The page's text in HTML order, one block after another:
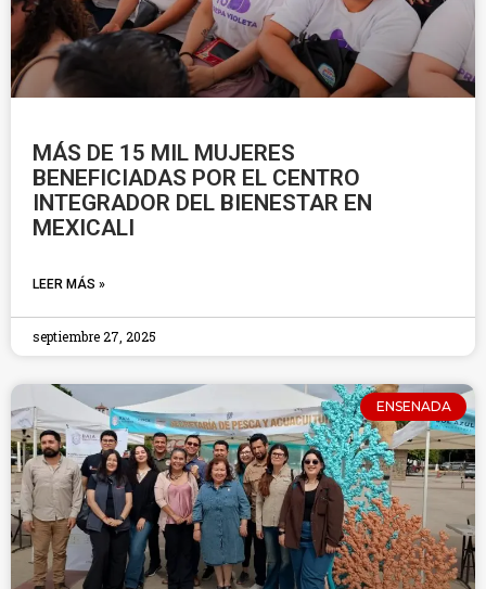
MÁS DE 15 MIL MUJERES
BENEFICIADAS POR EL CENTRO
INTEGRADOR DEL BIENESTAR EN
MEXICALI
LEER MÁS »
septiembre 27, 2025
ENSENADA